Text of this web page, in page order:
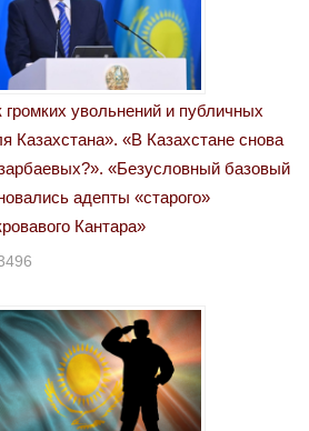
громких увольнений и публичных
Казахстана». «В Казахстане снова
«Безусловный базовый
адепты «старого»
Кантара»